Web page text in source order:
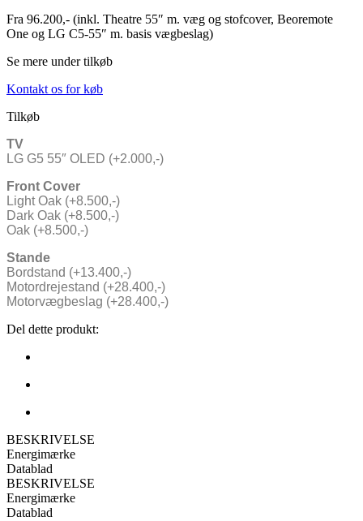
Fra 96.200,- (inkl. Theatre 55″ m. væg og stofcover, Beoremote
One og LG C5-55″ m. basis vægbeslag)
Se mere under tilkøb
Kontakt os for køb
Tilkøb
TV
LG G5 55″ OLED (+2.000,-)
Front Cover
Light Oak (+8.500,-)
Dark Oak (+8.500,-)
Oak (+8.500,-)
Stande
Bordstand (+13.400,-)
Motordrejestand (+28.400,-)
Motorvægbeslag (+28.400,-)
Del dette produkt:
BESKRIVELSE
Energimærke
Datablad
BESKRIVELSE
Energimærke
Datablad